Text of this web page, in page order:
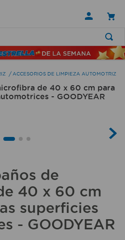
ACCESORIOS DE LIMPIEZA AUTOMOTRIZ
de 40 x 60 cm para
- GOODYEAR
de
40 x 60 cm
superficies
- GOODYEAR